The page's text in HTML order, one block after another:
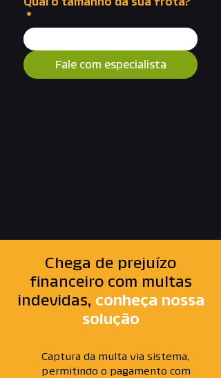
*
Fale com especialista
Chega de prejuízo
financeiro com multas
indevidas, conheça nossa
solução
Captura da multa via sistema,
permitindo o pagamento com